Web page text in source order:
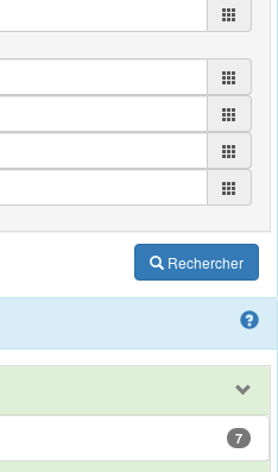
Rechercher
7